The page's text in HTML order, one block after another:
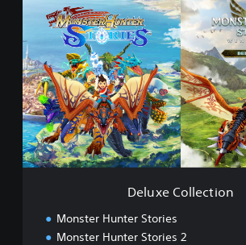
u
x
e
C
o
l
l
e
c
Deluxe Collection
Monster Hunter Stories
Monster Hunter Stories 2